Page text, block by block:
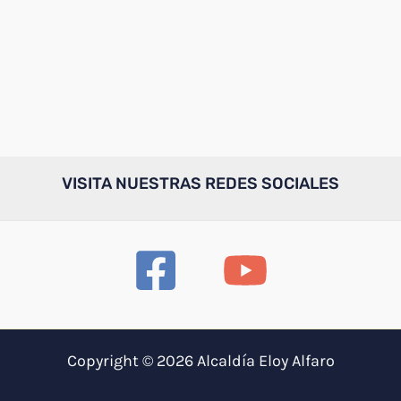
VISITA NUESTRAS REDES SOCIALES
Copyright © 2026 Alcaldía Eloy Alfaro